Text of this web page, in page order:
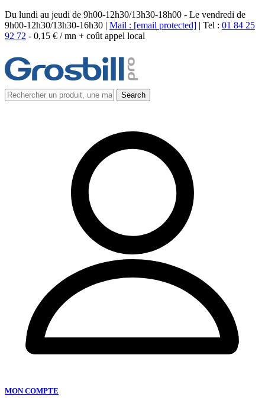
Du lundi au jeudi de 9h00-12h30/13h30-18h00 - Le vendredi de
9h00-12h30/13h30-16h30 | Mail : [email protected] | Tel : 01 84 25
92 72 - 0,15 € / mn + coût appel local
MON COMPTE